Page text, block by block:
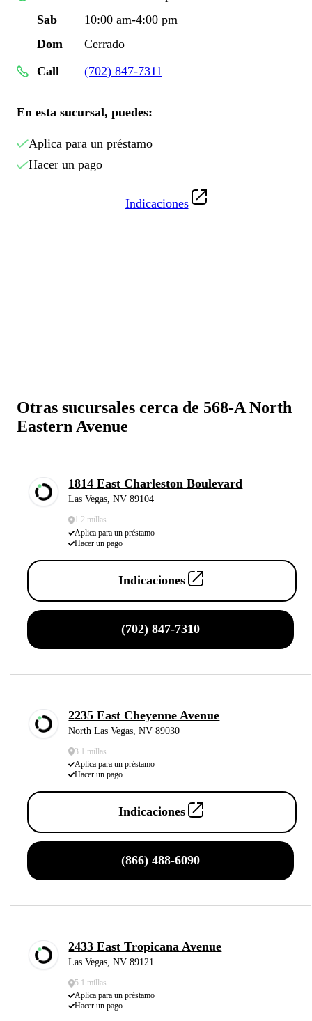
Sab
10:00 am-4:00 pm
Dom
Cerrado
Call
(702) 847-7311
En esta sucursal, puedes:
Aplica para un préstamo
Hacer un pago
Indicaciones
Otras sucursales cerca de 568-A North
Eastern Avenue
1814 East Charleston Boulevard
Las Vegas, NV 89104
1.2 millas
Aplica para un préstamo
Hacer un pago
Indicaciones
(702) 847-7310
2235 East Cheyenne Avenue
North Las Vegas, NV 89030
3.1 millas
Aplica para un préstamo
Hacer un pago
Indicaciones
(866) 488-6090
2433 East Tropicana Avenue
Las Vegas, NV 89121
5.1 millas
Aplica para un préstamo
Hacer un pago